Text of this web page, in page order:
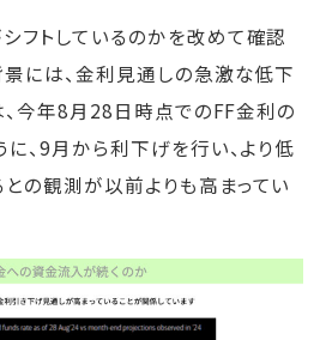
フトしているのかを改めて確認
景には、金利見通しの急激な低下
、今年8月28日時点でのFF金利の
に、9月から利下げを行い、より低
の観測が以前よりも高まってい